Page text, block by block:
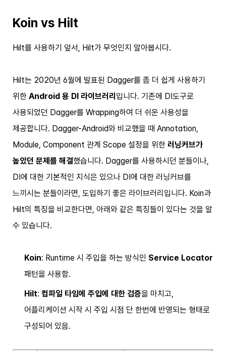
Koin vs Hilt
Hilt를 사용하기 앞서, Hilt가 무엇인지 알아봅시다.
Hilt는 2020년 6월에 발표된 Dagger를 좀 더 쉽게 사용하기
위한 Android 용 DI 라이브러리 입니다. 기존에 DI도구로
사용되었던 Dagger를 Wrapping하여 더 쉬운 사용성을
제공합니다. Dagger-Android와 비교했을 때 Annotation,
Module, Component 관계 Scope 설정을 위한 러닝커브가
높았던 문제를 해결했습니다. Dagger를 사용하시던 분들이나,
DI에 대한 기본적인 지식은 있으나 DI에 대한 러닝커브를
느끼시는 분들이라면, 도입하기 좋은 라이브러리입니다. Koin과
Hilt의 특징을 비교한다면, 아래와 같은 특징들이 있다는 것을 알
수 있습니다.
Koin: Runtime 시 주입을 하는 방식인 Service Locator
패턴을 사용함.
Hilt: 컴파일 타임에 주입에 대한 검증을 마치고,
어플리케이션 시작 시 주입 시점 단 한번에 반영되는 형태로
구성되어 있음.